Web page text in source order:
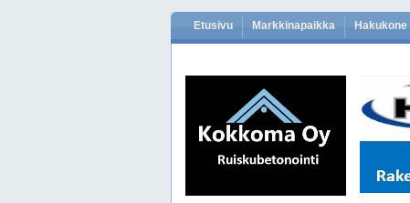
Etusivu Markkinapaikka Hakukone